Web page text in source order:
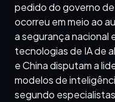
pedido do governo
ocorreu em meio ao
a segurança nacional
tecnologias de IA de
e China disputam a
modelos de
segundo